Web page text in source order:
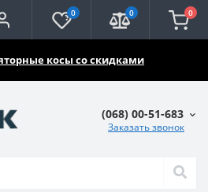
косы со скидками
0 0 0
(068) 00-51-683
Заказать звонок